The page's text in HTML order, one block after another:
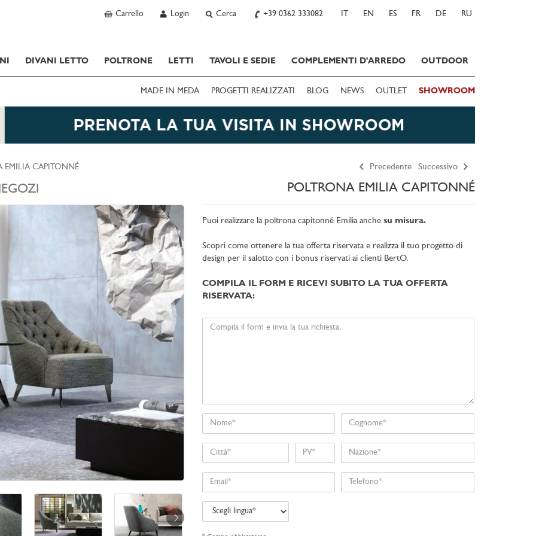
Carrello Login Cerca +39 0362 333082 IT EN ES FR DE RU
DIVANI LETTO POLTRONE LETTI TAVOLI E SEDIE COMPLEMENTI D'ARREDO OUTDOOR
MADE IN MEDA PROGETTI REALIZZATI BLOG NEWS OUTLET SHOWROOM
Precedente Successivo
EMILIA CAPITONNÉ
POLTRONA EMILIA CAPITONNÉ
Puoi realizzare la poltrona capitonné Emilia anche su misura.
Scopri come ottenere la tua offerta riservata e realizza il tuo progetto di
design per il salotto con i bonus riservati ai clienti BertO.
COMPILA IL FORM E RICEVI SUBITO LA TUA OFFERTA
RISERVATA:
Nome Cognome
Città Nome Nazione
Email Telefono
Scegli
lingua